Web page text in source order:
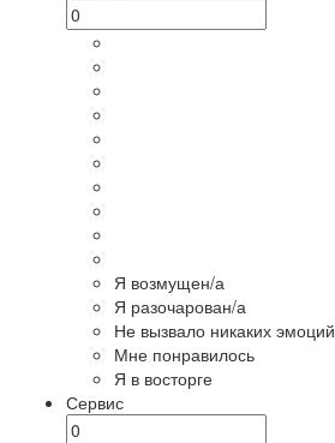
Я возмущен/а
Я разочарован/а
Не вызвало никаких эмоций
Мне понравилось
Я в восторге
Сервис